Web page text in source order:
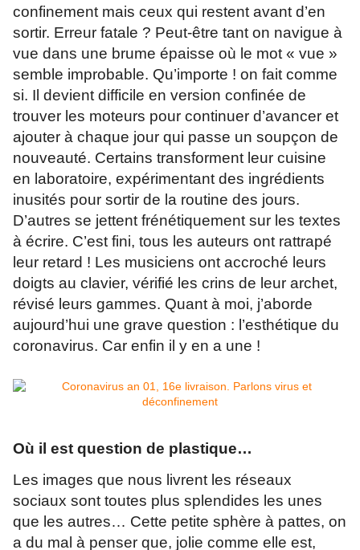
confinement mais ceux qui restent avant d’en
sortir. Erreur fatale ? Peut-être tant on navigue à
vue dans une brume épaisse où le mot « vue »
semble improbable. Qu’importe ! on fait comme
si. Il devient difficile en version confinée de
trouver les moteurs pour continuer d’avancer et
ajouter à chaque jour qui passe un soupçon de
nouveauté. Certains transforment leur cuisine
en laboratoire, expérimentant des ingrédients
inusités pour sortir de la routine des jours.
D’autres se jettent frénétiquement sur les textes
à écrire. C’est fini, tous les auteurs ont rattrapé
leur retard ! Les musiciens ont accroché leurs
doigts au clavier, vérifié les crins de leur archet,
révisé leurs gammes. Quant à moi, j’aborde
aujourd’hui une grave question : l’esthétique du
coronavirus. Car enfin il y en a une !
Où il est question de plastique…
Les images que nous livrent les réseaux
sociaux sont toutes plus splendides les unes
que les autres… Cette petite sphère à pattes, on
a du mal à penser que, jolie comme elle est,